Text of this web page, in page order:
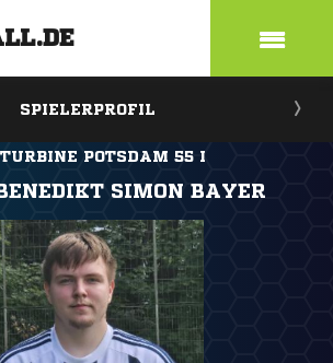
SPIELERPROFIL
POTSDAM 55 I
SIMON BAYER